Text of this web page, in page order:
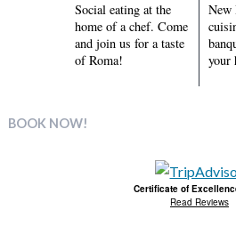
Social eating at the
home of a chef. Come
and join us for a taste
of Roma!
New
your
BOOK NOW!
Certificate of
Read Reviews